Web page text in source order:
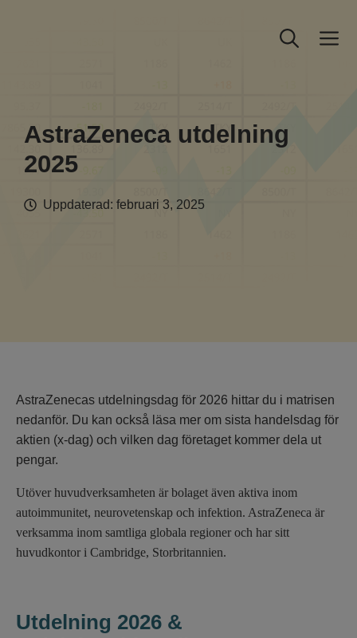
AstraZeneca utdelning
2025
Uppdaterad: februari 3, 2025
AstraZenecas utdelningsdag för 2026 hittar du i matrisen
nedanför. Du kan också läsa mer om sista handelsdag för
aktien (x-dag) och vilken dag företaget kommer dela ut
pengar.
Utöver huvudverksamheten är bolaget även aktiva inom
autoimmunitet, neurovetenskap och infektion. AstraZeneca är
verksamma inom samtliga globala regioner och har sitt
huvudkontor i Cambridge, Storbritannien.
Utdelning 2026 &